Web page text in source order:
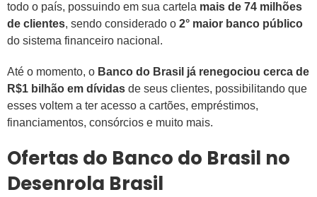
todo o país, possuindo em sua cartela mais de 74 milhões
de clientes, sendo considerado o 2° maior banco público
do sistema financeiro nacional.
Até o momento, o Banco do Brasil já renegociou cerca de
R$1 bilhão em dívidas de seus clientes, possibilitando que
esses voltem a ter acesso a cartões, empréstimos,
financiamentos, consórcios e muito mais.
Ofertas do Banco do Brasil no
Desenrola Brasil